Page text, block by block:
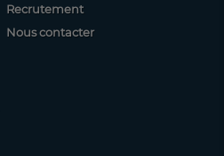
Recrutement
Nous contacter